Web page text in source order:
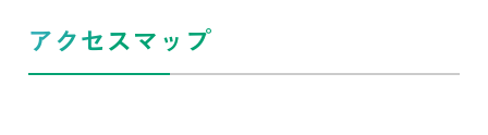
アクセスマップ